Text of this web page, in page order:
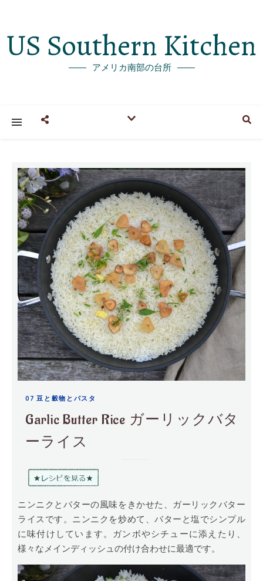
US Southern Kitchen
アメリカ南部の台所
07 豆と穀物とパスタ
Garlic Butter Rice ガーリックバタ
ーライス
ニンニクとバターの風味をきかせた、ガーリックバター
ライスです。ニンニクを炒めて、バターと塩でシンプル
に味付けしています。ガンボやシチューに添えたり、
様々なメインディッシュの付け合わせに最適です。